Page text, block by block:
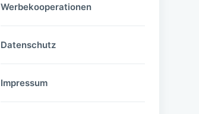
Werbekooperationen
Datenschutz
Impressum